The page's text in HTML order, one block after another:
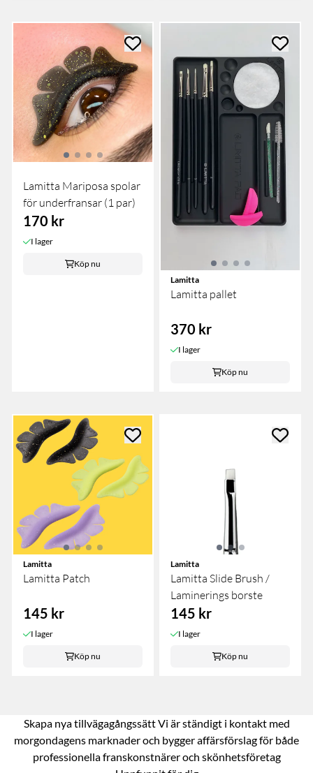
Lamitta Mariposa spolar
för underfransar (1 par)
170 kr
I lager
Köp nu
Lamitta
Lamitta pallet
370 kr
I lager
Köp nu
Lamitta
Lamitta Patch
145 kr
I lager
Köp nu
Lamitta
Lamitta Slide Brush /
Laminerings borste
145 kr
I lager
Köp nu
Skapa nya tillvägagångssätt Vi är ständigt i kontakt med
morgondagens marknader och bygger affärsförslag för både
professionella franskonstnärer och skönhetsföretag